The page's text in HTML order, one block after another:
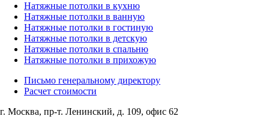
Натяжные потолки в кухню
Натяжные потолки в ванную
Натяжные потолки в гостиную
Натяжные потолки в детскую
Натяжные потолки в спальню
Натяжные потолки в прихожую
Письмо генеральному директору
Расчет стоимости
г. Москва, ​пр-т. Ленинский, д. 109, офис 62